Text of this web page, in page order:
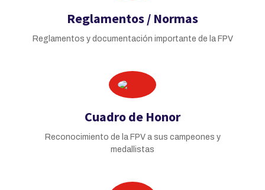
Reglamentos / Normas
Reglamentos y documentación importante de la FPV
Cuadro de Honor
Reconocimiento de la FPV a sus campeones y
medallistas